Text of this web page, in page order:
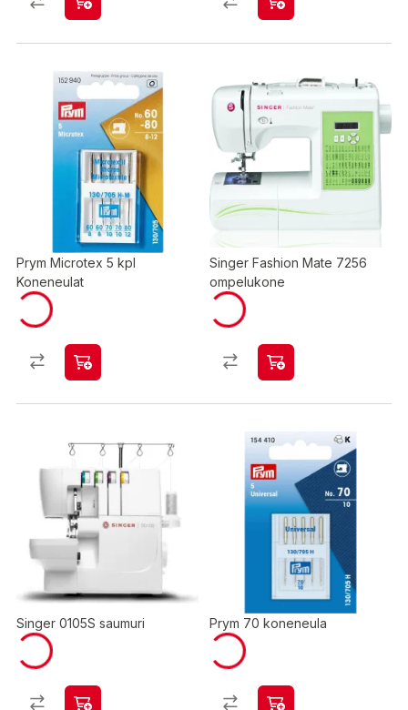
Prym Microtex 5 kpl
Koneneulat
Singer Fashion Mate 7256
ompelukone
Singer 0105S saumuri Prym 70 koneneula